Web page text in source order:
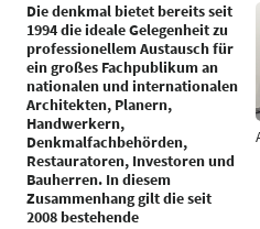
Die denkmal bietet bereits seit
1994 die ideale Gelegenheit zu
professionellem Austausch für
ein großes Fachpublikum an
nationalen und internationalen
Architekten, Planern,
Handwerkern,
Denkmalfachbehörden,
Restauratoren, Investoren und
Bauherren. In diesem
Zusammenhang gilt die seit
2008 bestehende